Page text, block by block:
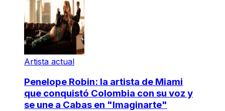
Artista actual
Penelope Robin: la artista de Miami
que conquistó Colombia con su voz y
se une a Cabas en "Imaginarte"